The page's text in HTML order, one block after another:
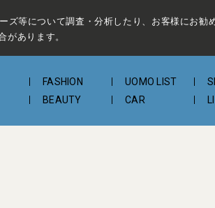
ズ等について調査・分析したり、お客様にお勧
があります。
FASHION UOMO LIST
BEAUTY
CAR